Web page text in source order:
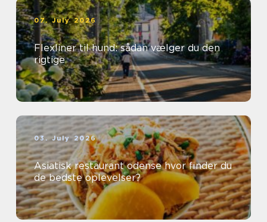
07. July 2026
Flexliner til hund: sådan vælger du den
rigtige
03. July 2026
Asiatisk restaurant odense hvor finder du
de bedste oplevelser?